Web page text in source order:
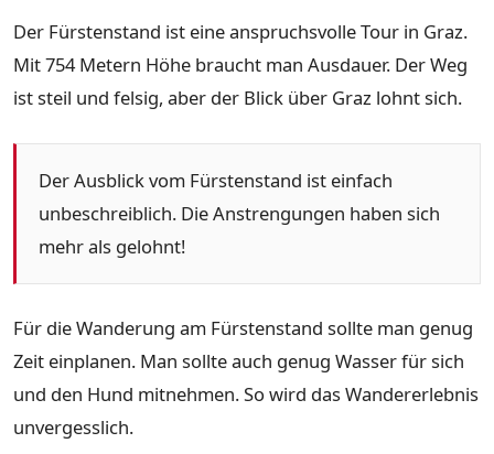
Der Fürstenstand ist eine anspruchsvolle Tour in Graz.
Mit 754 Metern Höhe braucht man Ausdauer. Der Weg
ist steil und felsig, aber der Blick über Graz lohnt sich.
Der Ausblick vom Fürstenstand ist einfach
unbeschreiblich. Die Anstrengungen haben sich
mehr als gelohnt!
Für die Wanderung am Fürstenstand sollte man genug
Zeit einplanen. Man sollte auch genug Wasser für sich
und den Hund mitnehmen. So wird das Wandererlebnis
unvergesslich.